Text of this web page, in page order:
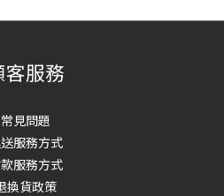
客服務
常見問題
服務方式
服務方式
換貨政策